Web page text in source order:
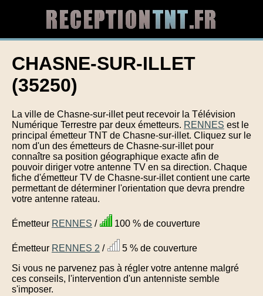
CHASNE-SUR-ILLET
(35250)
La ville de Chasne-sur-illet peut recevoir la Télévision
Numérique Terrestre par deux émetteurs. RENNES est le
principal émetteur TNT de Chasne-sur-illet. Cliquez sur le
nom d'un des émetteurs de Chasne-sur-illet pour
connaître sa position géographique exacte afin de
pouvoir diriger votre antenne TV en sa direction. Chaque
fiche d'émetteur TV de Chasne-sur-illet contient une carte
permettant de déterminer l'orientation que devra prendre
votre antenne rateau.
Émetteur RENNES / 100 % de couverture
Émetteur RENNES 2 /
5 % de couverture
Si vous ne parvenez pas à régler votre antenne malgré
ces conseils, l'intervention d'un antenniste semble
s'imposer.